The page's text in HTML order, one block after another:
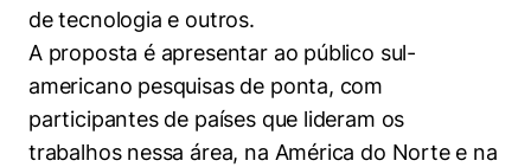
de tecnologia e outros.
A proposta é apresentar ao público sul-
americano pesquisas de ponta, com
participantes de países que lideram os
trabalhos nessa área, na América do Norte e na